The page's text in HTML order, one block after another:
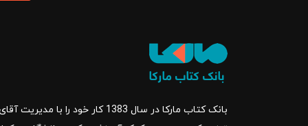
بانک کتاب مارکا در سال 1383 کار